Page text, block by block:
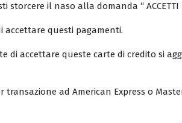
il naso alla domanda “ ACCETTI
accettare questi pagamenti.
di accettare queste carte di credito si
transazione ad American Express o